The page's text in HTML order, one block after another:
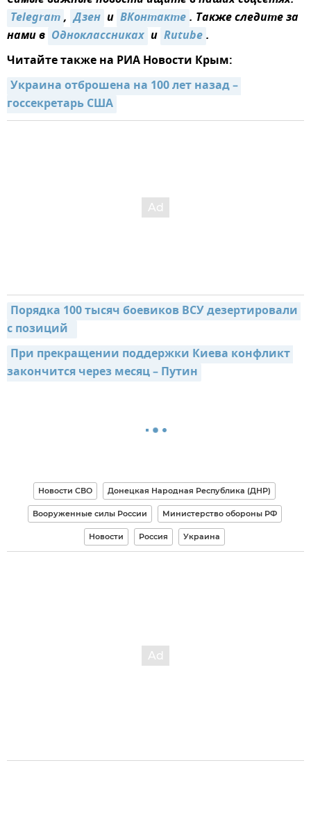
Telegram, Дзен и ВКонтакте. Также следите за
нами в Одноклассниках и Rutube.
Читайте также на РИА Новости Крым:
Украина отброшена на 100 лет назад –
госсекретарь США
Порядка 100 тысяч боевиков ВСУ дезертировали
с позиций
При прекращении поддержки Киева конфликт
закончится через месяц – Путин
Новости СВО Донецкая Народная Республика (ДНР)
Вооруженные силы России Министерство обороны РФ
Новости Россия Украина